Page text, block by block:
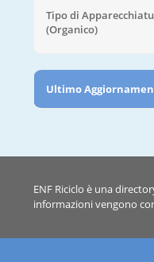
Tipo di
(Organico)
Ultimo
ENF Riciclo è una
informazioni vengono